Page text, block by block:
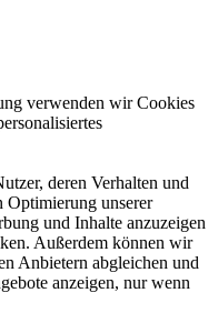
verwenden wir Cookies
deren Verhalten und
Optimierung unserer
und Inhalte anzuzeigen
Außerdem können wir
Anbietern abgleichen und
anzeigen, nur wenn